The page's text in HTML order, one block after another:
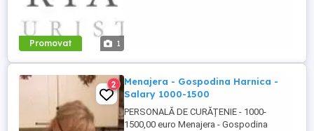
Promovat 1
2
Menajera - Gospodina Harnica -
Salary 1000-1500
PERSONALĂ DE CURĂȚENIE - 1000-
1500,00 euro Menajera - Gospodina